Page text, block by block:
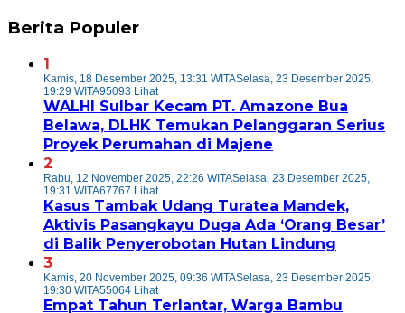
Berita Populer
1
Kamis, 18 Desember 2025, 13:31 WITASelasa, 23 Desember 2025,
19:29 WITA95093 Lihat
WALHI Sulbar Kecam PT. Amazone Bua
Belawa, DLHK Temukan Pelanggaran Serius
Proyek Perumahan di Majene
2
Rabu, 12 November 2025, 22:26 WITASelasa, 23 Desember 2025,
19:31 WITA67767 Lihat
Kasus Tambak Udang Turatea Mandek,
Aktivis Pasangkayu Duga Ada ‘Orang Besar’
di Balik Penyerobotan Hutan Lindung
3
Kamis, 20 November 2025, 09:36 WITASelasa, 23 Desember 2025,
19:30 WITA55064 Lihat
Empat Tahun Terlantar, Warga Bambu